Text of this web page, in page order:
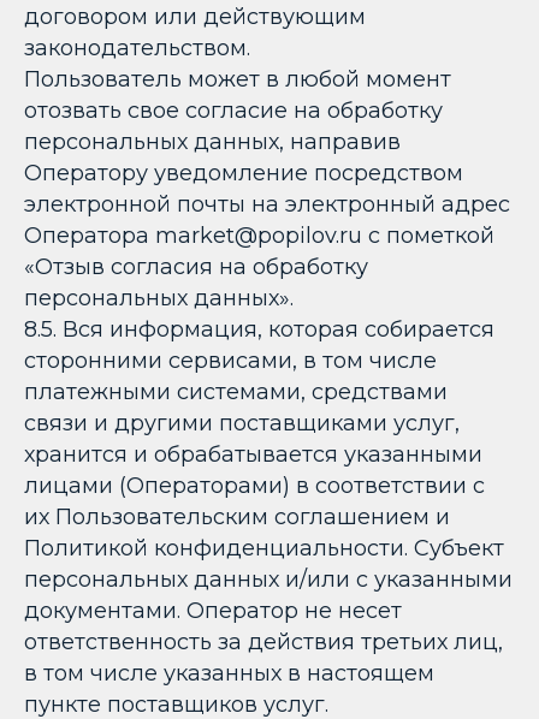
договором или действующим
законодательством.
Пользователь может в любой момент
отозвать свое согласие на обработку
персональных данных, направив
Оператору уведомление посредством
электронной почты на электронный адрес
Оператора market@popilov.ru с пометкой
«Отзыв согласия на обработку
персональных данных».
8.5. Вся информация, которая собирается
сторонними сервисами, в том числе
платежными системами, средствами
связи и другими поставщиками услуг,
хранится и обрабатывается указанными
лицами (Операторами) в соответствии с
их Пользовательским соглашением и
Политикой конфиденциальности. Субъект
персональных данных и/или с указанными
документами. Оператор не несет
ответственность за действия третьих лиц,
в том числе указанных в настоящем
пункте поставщиков услуг.